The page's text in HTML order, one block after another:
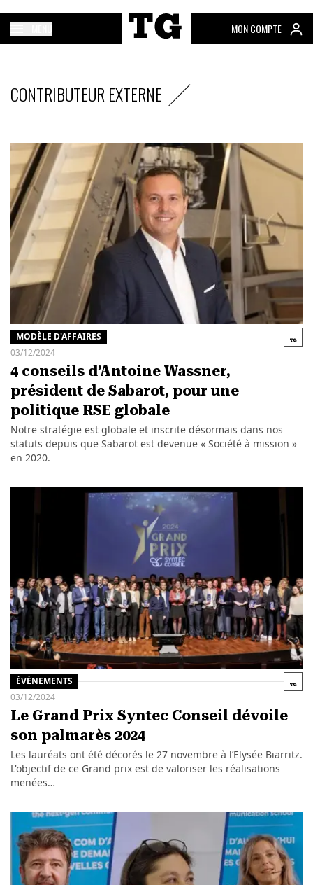
MON COMPTE
CONTRIBUTEUR EXTERNE
MODÈLE D'AFFAIRES
03/12/2024
4 conseils d’Antoine Wassner,
président de Sabarot, pour une
politique RSE globale
Notre stratégie est globale et inscrite désormais dans nos
statuts depuis que Sabarot est devenue « Société à mission »
en 2020.
ÉVÉNEMENTS
03/12/2024
Le Grand Prix Syntec Conseil dévoile
son palmarès 2024
Les lauréats ont été décorés le 27 novembre à l’Elysée Biarritz.
L'objectif de ce Grand prix est de valoriser les réalisations
menées…